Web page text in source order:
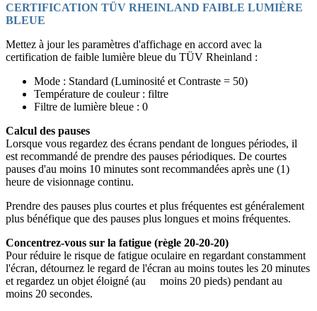
CERTIFICATION TÜV RHEINLAND FAIBLE LUMIÈRE
BLEUE
Mettez à jour les paramètres d'affichage en accord avec la
certification de faible lumière bleue du TÜV Rheinland :
Mode : Standard (Luminosité et Contraste = 50)
Température de couleur : filtre
Filtre de lumière bleue : 0
Calcul des pauses
Lorsque vous regardez des écrans pendant de longues périodes, il
est recommandé de prendre des pauses périodiques. De courtes
pauses d'au moins 10 minutes sont recommandées après une (1)
heure de visionnage continu.
Prendre des pauses plus courtes et plus fréquentes est généralement
plus bénéfique que des pauses plus longues et moins fréquentes.
Concentrez-vous sur la fatigue (règle 20-20-20)
Pour réduire le risque de fatigue oculaire en regardant constamment
l'écran, détournez le regard de l'écran au moins toutes les 20 minutes
et regardez un objet éloigné (au moins 20 pieds) pendant au
moins 20 secondes.